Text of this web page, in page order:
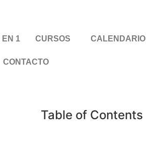
1 CURSOS CALENDARIO
CONTACTO
Table of Contents